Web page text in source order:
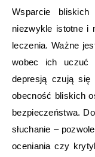
Wsparcie
niezwykle istotne i
leczenia. Ważne
wobec ich uczuć
depresją czują się
obecność bliskich
bezpieczeństwa.
słuchanie –
oceniania czy